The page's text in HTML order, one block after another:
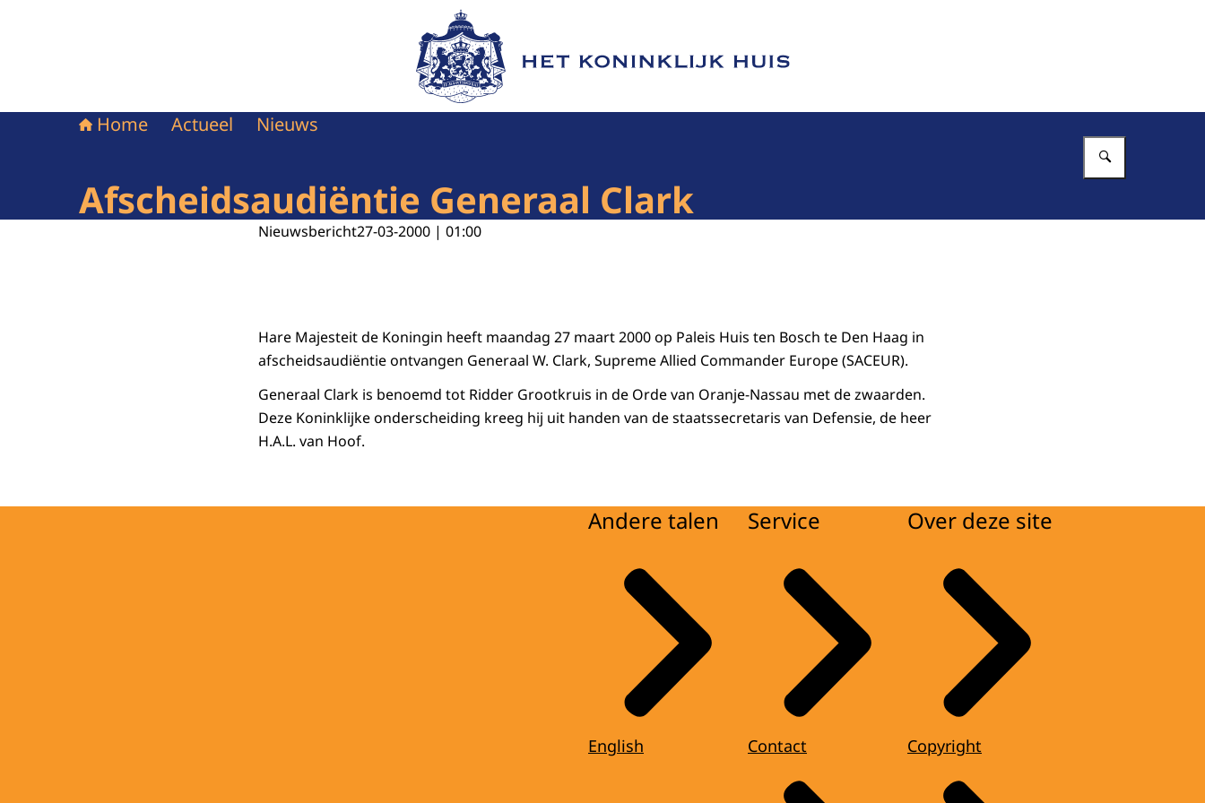
Naar de homepage van Het Koninklijk Huis
Home Actueel Nieuws
Afscheidsaudiëntie Generaal Clark
Nieuwsbericht27-03-2000 | 01:00
Hare Majesteit de Koningin heeft maandag 27 maart 2000 op Paleis Huis ten Bosch te Den Haag in
afscheidsaudiëntie ontvangen Generaal W. Clark, Supreme Allied Commander Europe (SACEUR).
Generaal Clark is benoemd tot Ridder Grootkruis in de Orde van Oranje-Nassau met de zwaarden.
Deze Koninklijke onderscheiding kreeg hij uit handen van de staatssecretaris van Defensie, de heer
H.A.L. van Hoof.
Andere talen
English
Service
Contact
Over deze site
Copyright